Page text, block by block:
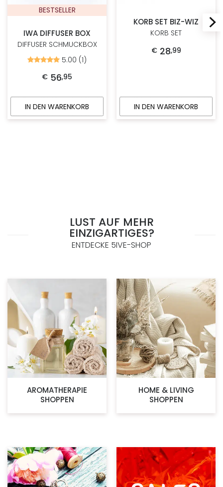
BESTSELLER
IWA DIFFUSER BOX
DIFFUSER SCHMUCKBOX
Bewertet
5.00
von
5.00 (1)
€ 56,95
IN DEN WARENKORB
KORB SET BIZ-WIZ
KORB SET
€ 28,99
IN DEN WARENKORB
LUST AUF MEHR
EINZIGARTIGES?
ENTDECKE 5IVE-SHOP
AROMATHERAPIE
SHOPPEN
HOME & LIVING
SHOPPEN